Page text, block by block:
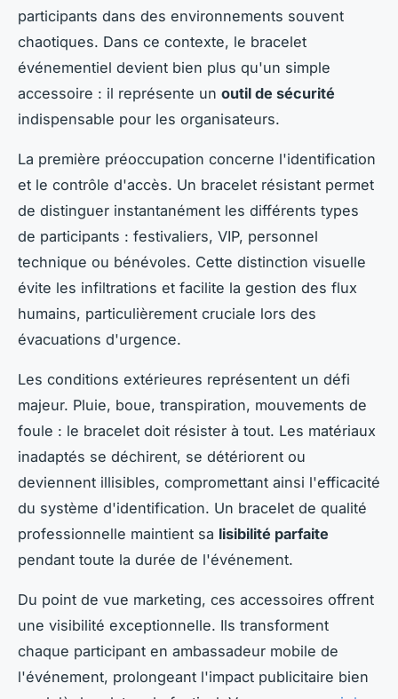
participants dans des environnements souvent
chaotiques. Dans ce contexte, le bracelet
événementiel devient bien plus qu'un simple
accessoire : il représente un outil de sécurité
indispensable pour les organisateurs.
La première préoccupation concerne l'identification
et le contrôle d'accès. Un bracelet résistant permet
de distinguer instantanément les différents types
de participants : festivaliers, VIP, personnel
technique ou bénévoles. Cette distinction visuelle
évite les infiltrations et facilite la gestion des flux
humains, particulièrement cruciale lors des
évacuations d'urgence.
Les conditions extérieures représentent un défi
majeur. Pluie, boue, transpiration, mouvements de
foule : le bracelet doit résister à tout. Les matériaux
inadaptés se déchirent, se détériorent ou
deviennent illisibles, compromettant ainsi l'efficacité
du système d'identification. Un bracelet de qualité
professionnelle maintient sa lisibilité parfaite
pendant toute la durée de l'événement.
Du point de vue marketing, ces accessoires offrent
une visibilité exceptionnelle. Ils transforment
chaque participant en ambassadeur mobile de
l'événement, prolongeant l'impact publicitaire bien